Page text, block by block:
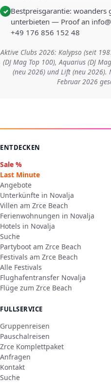
✓ Bestpreisgarantie: woanders
unterbieten — Proof an
+49 176 856 152 48
Aktive Clubs 2026: Kalypso (seit
(DJ Mag Top 100), Aquarius (DJ
(neu 2026) und Lift (neu 2026).
Februar 2026
ENTDECKEN
Sale %
Last Minute
Angebote
Unterkünfte in Novalja
Villen am Zrce Beach
Ferienwohnungen in Novalja
Hotels in Novalja
Suche
Partyboot am Zrce Beach
Festivals am Zrce Beach
Alle Festivals
Flughafentransfer Novalja
Flüge zum Zrce Beach
FULLSERVICE
Gruppenreisen
Pauschalreisen
Zrce Komplettpaket
Anfragen
Kontakt
Suche